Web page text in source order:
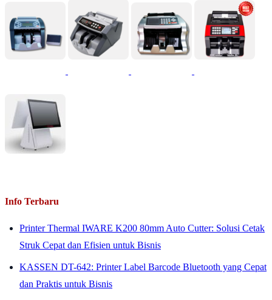
Info Terbaru
Printer Thermal IWARE K200 80mm Auto Cutter: Solusi Cetak
Struk Cepat dan Efisien untuk Bisnis
KASSEN DT-642: Printer Label Barcode Bluetooth yang Cepat
dan Praktis untuk Bisnis